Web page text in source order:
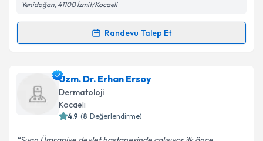
Kişisel verilerimin işlenmesine ilişkin
Metni'ni okudum ve kişisel verilerimin belirtilen
Takvim Talebini Gönder
Yenidoğan, 41100 İzmit/Kocaeli
Randevu Talep Et
Randevu Takvimi Talebi
Uzm. Dr. Tuba Çetineriçin randevu takvimi talebi
oluşturun. Size bu uzmandan randevu almanız için bir
takvim hazırlandığında e-posta ile bilgilendireceğiz.
Uzm. Dr. Erhan Ersoy
Dermatoloji
Kocaeli
4.9 (8 Değerlendirme)